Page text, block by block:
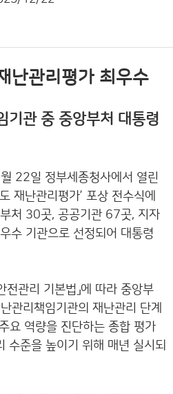
난관리평가 최우수
기관 중 중앙부처 대통령
22일 정부세종청사에서 열린
재난관리평가’ 포상 전수식에
처 30곳, 공공기관 67곳, 지자
수 기관으로 선정되어 대통령
전관리 기본법」에 따라 중앙부
관리책임기관의 재난관리 단계
요 역량을 진단하는 종합 평가
수준을 높이기 위해 매년 실시되